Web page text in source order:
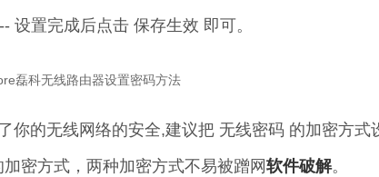
设置完成后点击 保存生效 即可。
你的无线网络的安全,建议把 无线密码 的加密方式
加密方式，两种加密方式不易被蹭网软件破解。